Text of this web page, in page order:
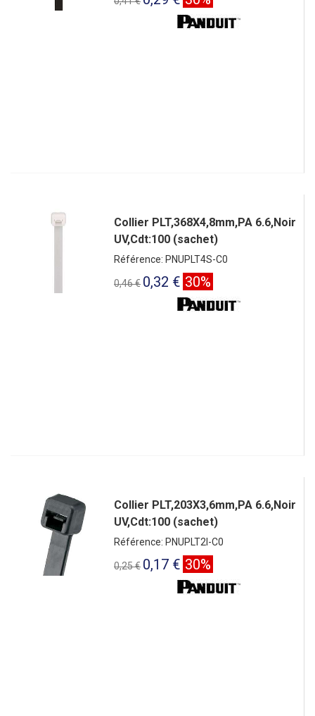
Collier PLT,368X4,8mm,PA 6.6,Noir
UV,Cdt:100 (sachet)
Référence: PNUPLT4S-C0
0,46 € 0,32 € 30%
Collier PLT,203X3,6mm,PA 6.6,Noir
UV,Cdt:100 (sachet)
Référence: PNUPLT2I-C0
0,25 € 0,17 € 30%